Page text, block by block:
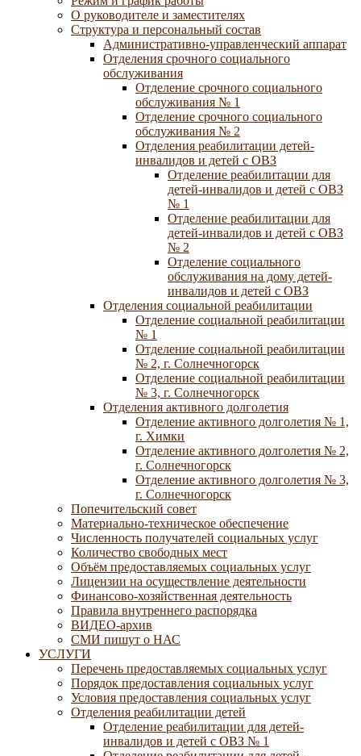
О руководителе и заместителях
Структура и персональный состав
Административно-управленческий аппарат
Отделения срочного социального
обслуживания
Отделение срочного социального
обслуживания № 1
Отделение срочного социального
обслуживания № 2
Отделения реабилитации детей-
инвалидов и детей с ОВЗ
Отделение реабилитации для
детей-инвалидов и детей с ОВЗ
№ 1
Отделение реабилитации для
детей-инвалидов и детей с ОВЗ
№ 2
Отделение социального
обслуживания на дому детей-
инвалидов и детей с ОВЗ
Отделения социальной реабилитации
Отделение социальной реабилитации
№ 1
Отделение социальной реабилитации
№ 2, г. Солнечногорск
Отделение социальной реабилитации
№ 3, г. Солнечногорск
Отделения активного долголетия
Отделение активного долголетия № 1,
г. Химки
Отделение активного долголетия № 2,
г. Солнечногорск
Отделение активного долголетия № 3,
г. Солнечногорск
Попечительский совет
Материально-техническое обеспечение
Численность получателей социальных услуг
Количество свободных мест
Объём предоставляемых социальных услуг
Лицензии на осуществление деятельности
Финансово-хозяйственная деятельность
Правила внутреннего распорядка
ВИДЕО-архив
СМИ пишут о НАС
УСЛУГИ
Перечень предоставляемых социальных услуг
Порядок предоставления социальных услуг
Условия предоставления социальных услуг
Отделения реабилитации детей
Отделение реабилитации для детей-
инвалидов и детей с ОВЗ № 1